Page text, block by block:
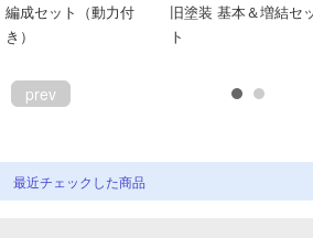
編成セット（動力付
き）
旧塗装 基本＆増結セ
ト
prev
最近チェックした商品